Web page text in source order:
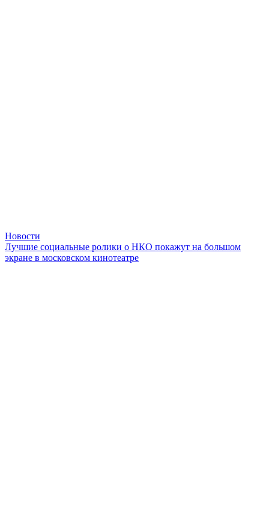
Новости
Лучшие социальные ролики о НКО покажут на большом
экране в московском кинотеатре